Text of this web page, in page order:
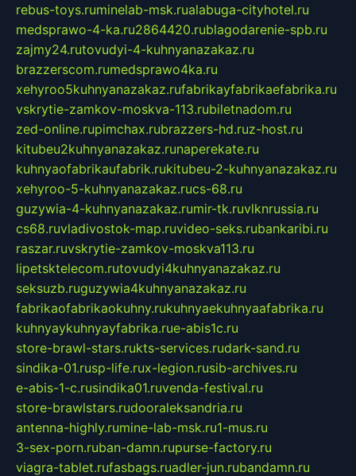
rebus-toys.ruminelab-msk.rualabuga-cityhotel.ru
medsprawo-4-ka.ru2864420.rublagodarenie-spb.ru
zajmy24.rutovudyi-4-kuhnyanazakaz.ru
brazzerscom.rumedsprawo4ka.ru
xehyroo5kuhnyanazakaz.rufabrikayfabrikaefabrika.ru
vskrytie-zamkov-moskva-113.rubiletnadom.ru
zed-online.rupimchax.rubrazzers-hd.ruz-host.ru
kitubeu2kuhnyanazakaz.runaperekate.ru
kuhnyaofabrikaufabrik.rukitubeu-2-kuhnyanazakaz.ru
xehyroo-5-kuhnyanazakaz.rucs-68.ru
guzywia-4-kuhnyanazakaz.rumir-tk.ruvlknrussia.ru
cs68.ruvladivostok-map.ruvideo-seks.rubankaribi.ru
raszar.ruvskrytie-zamkov-moskva113.ru
lipetsktelecom.rutovudyi4kuhnyanazakaz.ru
seksuzb.ruguzywia4kuhnyanazakaz.ru
fabrikaofabrikaokuhny.rukuhnyaekuhnyaafabrika.ru
kuhnyaykuhnyayfabrika.rue-abis1c.ru
store-brawl-stars.rukts-services.rudark-sand.ru
sindika-01.rusp-life.rux-legion.rusib-archives.ru
e-abis-1-c.rusindika01.ruvenda-festival.ru
store-brawlstars.rudooraleksandria.ru
antenna-highly.rumine-lab-msk.ru1-mus.ru
3-sex-porn.ruban-damn.rupurse-factory.ru
viagra-tablet.rufasbags.ruadler-jun.rubandamn.ru